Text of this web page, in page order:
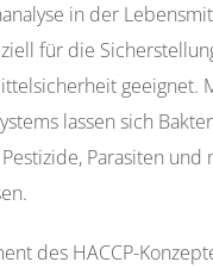
in der
für die
geeignet.
lassen sich
Parasiten und
des HACCP-